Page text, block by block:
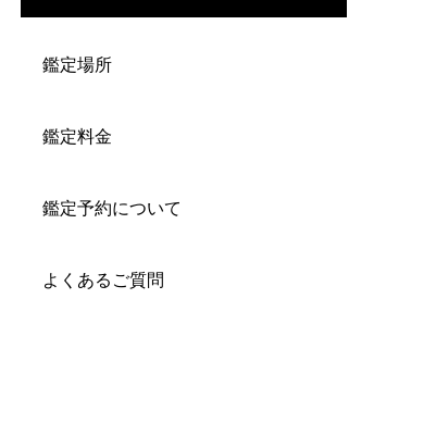
鑑定場所
鑑定料金
鑑定予約について
よくあるご質問